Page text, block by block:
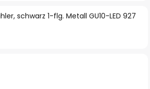
schwarz 1-flg. Metall GU10-LED 927